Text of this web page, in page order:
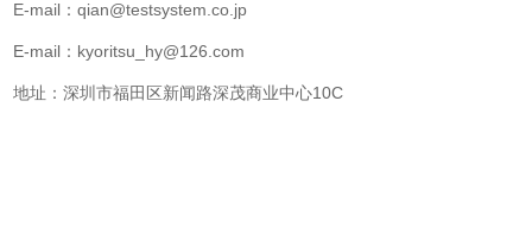
E-mail：qian@testsystem.co.jp
E-mail：kyoritsu_hy@126.com
地址：深圳市福田区新闻路深茂商业中心10C